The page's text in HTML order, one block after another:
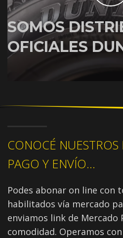
SOMOS
OFICIALES
CONOCÉ
PAGO Y ENVÍO...
Podes abonar on line con
habilitados vía mercado
enviamos link de Mercado
comodidad. Operamos